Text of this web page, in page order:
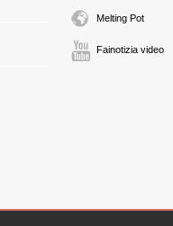
Melting Pot
Fainotizia video